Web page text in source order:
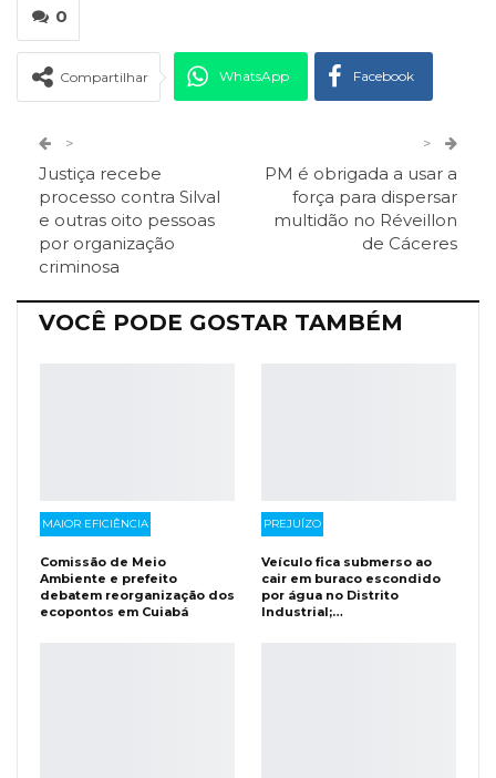
0
Compartilhar WhatsApp Facebook
ReddIt Pinterest Telegram
Facebook Messenger O email
>
Justiça recebe
processo contra Silval
e outras oito pessoas
por organização
criminosa
>
PM é obrigada a usar a
força para dispersar
multidão no Réveillon
de Cáceres
VOCÊ PODE GOSTAR TAMBÉM
MAIOR EFICIÊNCIA
Comissão de Meio
Ambiente e prefeito
debatem reorganização dos
ecopontos em Cuiabá
PREJUÍZO
Veículo fica submerso ao
cair em buraco escondido
por água no Distrito
Industrial;…